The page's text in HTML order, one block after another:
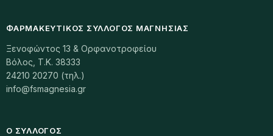
ΦΑΡΜΑΚΕΥΤΙΚΌΣ ΣΎΛΛΟΓΟΣ ΜΑΓΝΗΣΊΑΣ
Ξενοφώντος 13 & Ορφανοτροφείου
Βόλος, Τ.Κ. 38333
24210 20270 (τηλ.)
info@fsmagnesia.gr
Ο ΣΎΛΛΟΓΟΣ